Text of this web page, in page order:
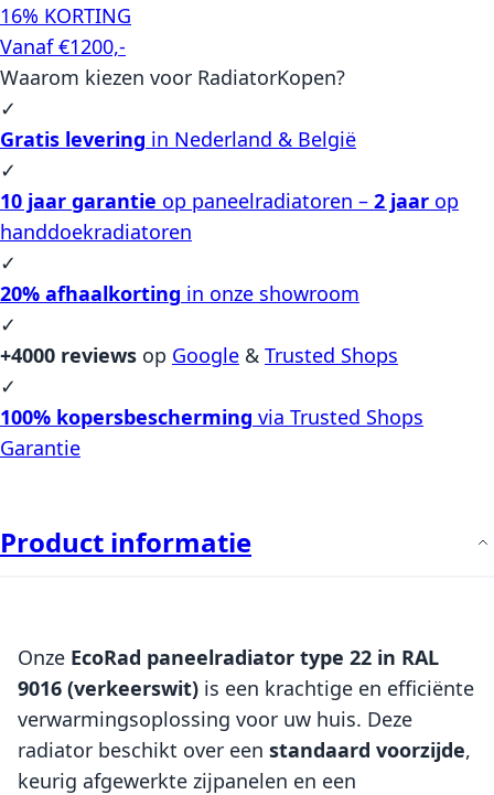
16% KORTING
Vanaf €1200,-
Waarom kiezen voor RadiatorKopen?
✓
Gratis levering in Nederland & België
✓
10 jaar garantie op paneelradiatoren – 2 jaar op
handdoekradiatoren
✓
20% afhaalkorting in onze showroom
✓
+4000 reviews op Google & Trusted Shops
✓
100% kopersbescherming via Trusted Shops
Garantie
Product informatie
Onze EcoRad paneelradiator type 22 in RAL
9016 (verkeerswit) is een krachtige en efficiënte
verwarmingsoplossing voor uw huis. Deze
radiator beschikt over een standaard voorzijde,
keurig afgewerkte zijpanelen en een